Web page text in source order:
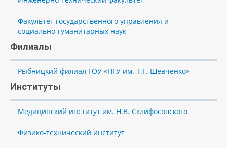
Факультет государственного управления и
социально-гуманитарных наук
Филиалы
Рыбницкий филиал ГОУ «ПГУ им. Т.Г. Шевченко»
Институты
Медицинский институт им. Н.В. Склифосовского
Физико-технический институт